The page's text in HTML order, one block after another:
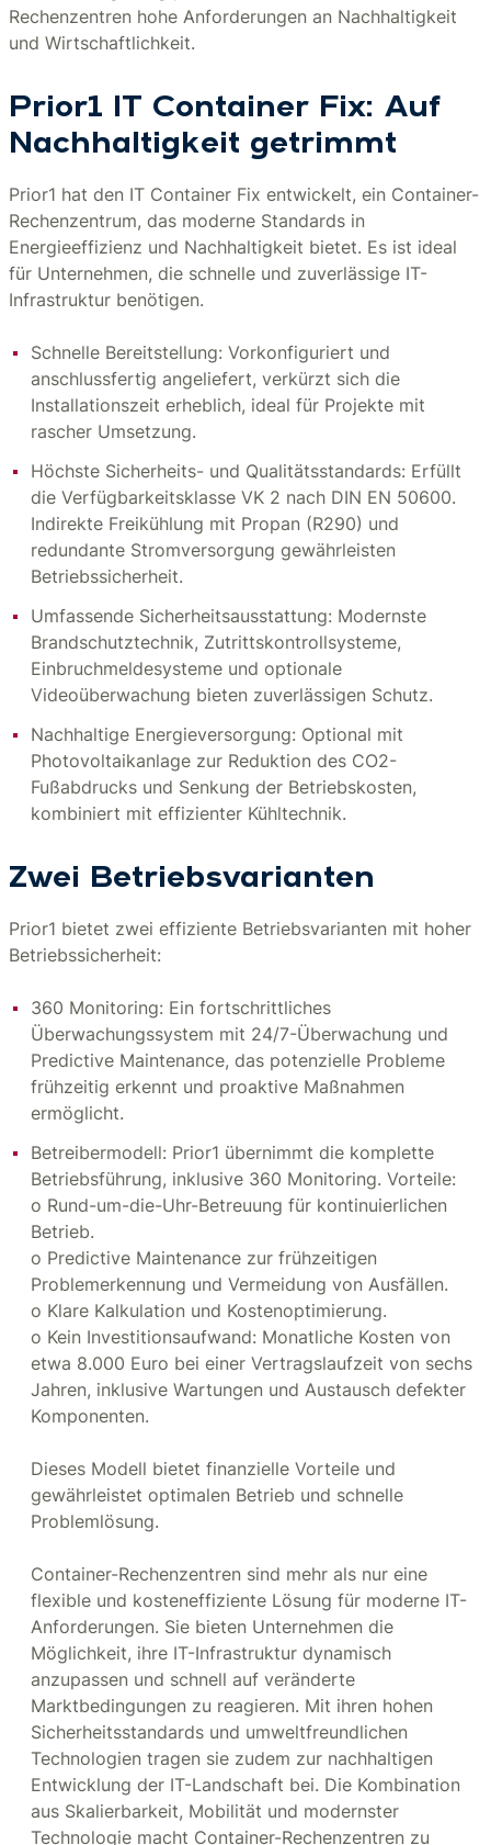
Rechenzentren hohe Anforderungen an Nachhaltigkeit
und Wirtschaftlichkeit.
Prior1 IT Container Fix: Auf
Nachhaltigkeit getrimmt
Prior1 hat den IT Container Fix entwickelt, ein Container-
Rechenzentrum, das moderne Standards in
Energieeffizienz und Nachhaltigkeit bietet. Es ist ideal
für Unternehmen, die schnelle und zuverlässige IT-
Infrastruktur benötigen.
Schnelle Bereitstellung: Vorkonfiguriert und
anschlussfertig angeliefert, verkürzt sich die
Installationszeit erheblich, ideal für Projekte mit
rascher Umsetzung.
Höchste Sicherheits- und Qualitätsstandards: Erfüllt
die Verfügbarkeitsklasse VK 2 nach DIN EN 50600.
Indirekte Freikühlung mit Propan (R290) und
redundante Stromversorgung gewährleisten
Betriebssicherheit.
Umfassende Sicherheitsausstattung: Modernste
Brandschutztechnik, Zutrittskontrollsysteme,
Einbruchmeldesysteme und optionale
Videoüberwachung bieten zuverlässigen Schutz.
Nachhaltige Energieversorgung: Optional mit
Photovoltaikanlage zur Reduktion des CO2-
Fußabdrucks und Senkung der Betriebskosten,
kombiniert mit effizienter Kühltechnik.
Zwei Betriebsvarianten
Prior1 bietet zwei effiziente Betriebsvarianten mit hoher
Betriebssicherheit:
360 Monitoring: Ein fortschrittliches
Überwachungssystem mit 24/7-Überwachung und
Predictive Maintenance, das potenzielle Probleme
frühzeitig erkennt und proaktive Maßnahmen
ermöglicht.
Betreibermodell: Prior1 übernimmt die komplette
Betriebsführung, inklusive 360 Monitoring. Vorteile:
o Rund-um-die-Uhr-Betreuung für kontinuierlichen
Betrieb.
o Predictive Maintenance zur frühzeitigen
Problemerkennung und Vermeidung von Ausfällen.
o Klare Kalkulation und Kostenoptimierung.
o Kein Investitionsaufwand: Monatliche Kosten von
etwa 8.000 Euro bei einer Vertragslaufzeit von sechs
Jahren, inklusive Wartungen und Austausch defekter
Komponenten.
Dieses Modell bietet finanzielle Vorteile und
gewährleistet optimalen Betrieb und schnelle
Problemlösung.
Container-Rechenzentren sind mehr als nur eine
flexible und kosteneffiziente Lösung für moderne IT-
Anforderungen. Sie bieten Unternehmen die
Möglichkeit, ihre IT-Infrastruktur dynamisch
anzupassen und schnell auf veränderte
Marktbedingungen zu reagieren. Mit ihren hohen
Sicherheitsstandards und umweltfreundlichen
Technologien tragen sie zudem zur nachhaltigen
Entwicklung der IT-Landschaft bei. Die Kombination
aus Skalierbarkeit, Mobilität und modernster
Technologie macht Container-Rechenzentren zu